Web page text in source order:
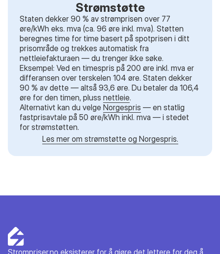
Strømstøtte
Staten dekker 90 % av strømprisen over 77
øre/kWh eks. mva (ca. 96 øre inkl. mva). Støtten
beregnes time for time basert på spotprisen i ditt
prisområde og trekkes automatisk fra
nettleiefakturaen — du trenger ikke søke.
Eksempel: Ved en timespris på 200 øre inkl. mva er
differansen over terskelen 104 øre. Staten dekker
90 % av dette — altså 93,6 øre. Du betaler da 106,4
øre for den timen, pluss nettleie.
Alternativt kan du velge Norgespris — en statlig
fastprisavtale på 50 øre/kWh inkl. mva — i stedet
for strømstøtten.
Les mer om strømstøtte og Norgespris.